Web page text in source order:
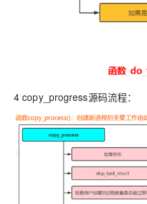
4 copy_progress源码流程：